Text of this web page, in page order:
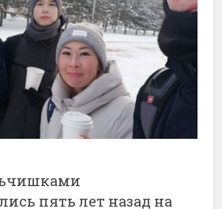
пять лет назад на